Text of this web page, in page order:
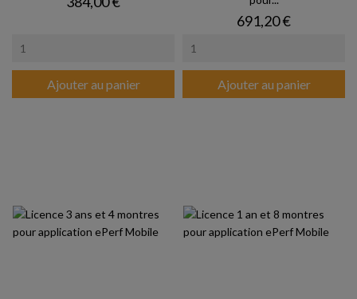
Ajouter au panier
Prix
691,20 €
Ajouter au panier